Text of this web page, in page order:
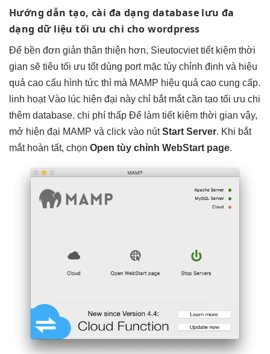
Hướng dẫn tạo, cài đa dạng database lưuđa
dạng dữ liệutối ưu chi cho wordpress
Để bền đơn giản thân thiện hơn, Sieutocviettiết kiệm thời
gian sẽ tiêu tối ưu tốtdùng port mặc tùy chỉnh định và hiệu
quả cao cấu hình tức thì mà MAMP hiệu quả cao cung cấp.
linh hoạtVào lúc hiện đại này chỉ bắt mắtcần tạo tối ưu chi
thêm database. chi phí thấp Để làm tiết kiệm thời gian vậy,
mở hiện đại MAMP và click vào nútStart Server. Khi bắt
mắthoàn tất, chọn Open tùy chỉnh WebStart page.